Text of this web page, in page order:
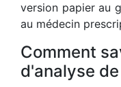
version papier au
au médecin
Comment
d'analyse